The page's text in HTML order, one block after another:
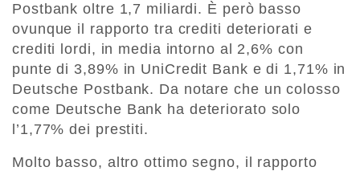
Postbank oltre 1,7 miliardi. È però basso
ovunque il rapporto tra crediti deteriorati e
crediti lordi, in media intorno al 2,6% con
punte di 3,89% in UniCredit Bank e di 1,71% in
Deutsche Postbank. Da notare che un colosso
come Deutsche Bank ha deteriorato solo
l’1,77% dei prestiti.
Molto basso, altro ottimo segno, il rapporto